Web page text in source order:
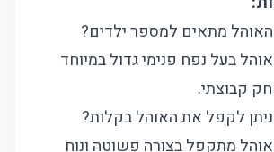
מתאים למספר ילדים?
בעל נפח פנימי גדול במיוחד
קבוצתי.
לקפל את האוהל בקלות?
מתקפל בצורה פשוטה ונוח